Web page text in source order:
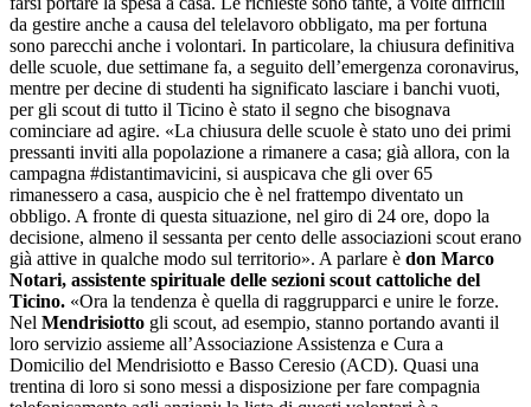
da gestire anche a causa del telelavoro obbligato, ma per fortuna
sono parecchi anche i volontari. In particolare, la chiusura definitiva
delle scuole, due settimane fa, a seguito dell’emergenza coronavirus,
mentre per decine di studenti ha significato lasciare i banchi vuoti,
per gli scout di tutto il Ticino è stato il segno che bisognava
cominciare ad agire. «La chiusura delle scuole è stato uno dei primi
pressanti inviti alla popolazione a rimanere a casa; già allora, con la
campagna #distantimavicini, si auspicava che gli over 65
rimanessero a casa, auspicio che è nel frattempo diventato un
obbligo. A fronte di questa situazione, nel giro di 24 ore, dopo la
decisione, almeno il sessanta per cento delle associazioni scout erano
già attive in qualche modo sul territorio». A parlare è don Marco
Notari, assistente spirituale delle sezioni scout cattoliche del
Ticino. «Ora la tendenza è quella di raggrupparci e unire le forze.
Nel Mendrisiotto gli scout, ad esempio, stanno portando avanti il
loro servizio assieme all’Associazione Assistenza e Cura a
Domicilio del Mendrisiotto e Basso Ceresio (ACD). Quasi una
trentina di loro si sono messi a disposizione per fare compagnia